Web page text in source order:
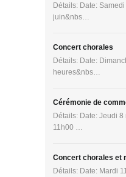
Détails: Date:
juin&nbs…
Concert chorales
Détails: Date:
heures&nbs…
Cérémonie de
Détails: Date: Jeudi
11h00 …
Concert chorales et
Détails: Date: Mardi